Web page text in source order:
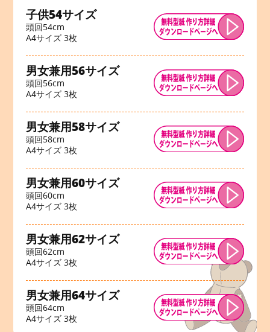
子供54サイズ
頭回54cm
A4サイズ 3枚
男女兼用56サイズ
頭回56cm
A4サイズ 3枚
男女兼用58サイズ
頭回58cm
A4サイズ 3枚
男女兼用60サイズ
頭回60cm
A4サイズ 3枚
男女兼用62サイズ
頭回62cm
A4サイズ 3枚
男女兼用64サイズ
頭回64cm
A4サイズ 3枚